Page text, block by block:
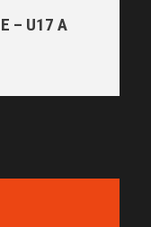
– U17 A